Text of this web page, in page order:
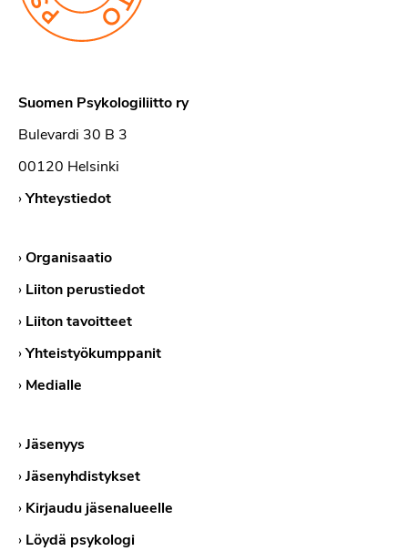
Suomen Psykologiliitto ry
Bulevardi 30 B 3
00120 Helsinki
›Yhteystiedot
›Organisaatio
› Liiton perustiedot
› Liiton tavoitteet
›Yhteistyökumppanit
› Medialle
›Jäsenyys
›Jäsenyhdistykset
› Kirjaudu jäsenalueelle
› Löydä psykologi